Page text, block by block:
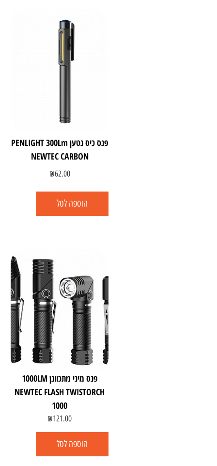
פנס כיס נטען PENLIGHT 300Lm
NEWTEC CARBON
₪62.00
הוספה לסל
פנס מיני מתכוונן 1000LM
NEWTEC FLASH TWISTORCH
1000
₪121.00
הוספה לסל